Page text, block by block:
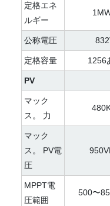
定格エネ
ルギー
公称電圧
定格容量 1256
PV
マック
ス。 力
マック
ス。 PV電
圧
MPPT電
圧範囲
500〜